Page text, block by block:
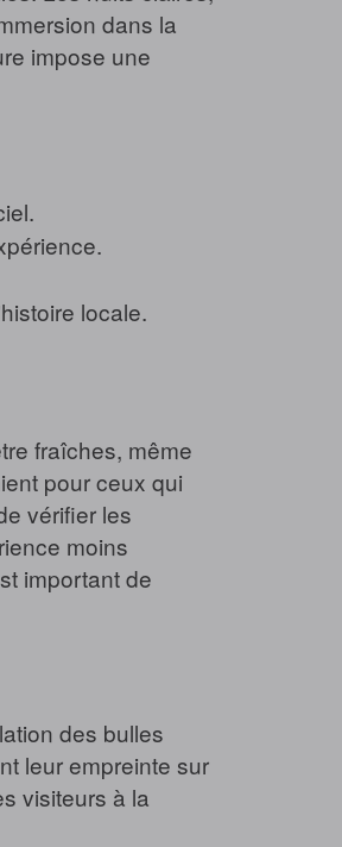
dans la
impose une
locale.
fraîches, même
pour ceux qui
vérifier les
moins
important de
des bulles
leur empreinte sur
visiteurs à la